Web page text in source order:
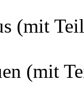
(mit
(mit